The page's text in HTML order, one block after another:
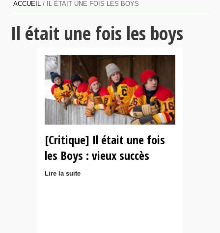
ACCUEIL / IL ÉTAIT UNE FOIS LES BOYS
Il était une fois les boys
[Critique] Il était une fois
les Boys : vieux succès
Lire la suite